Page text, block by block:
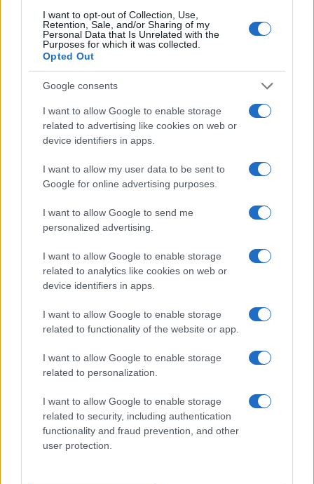
I want to opt-out of Collection, Use,
Retention, Sale, and/or Sharing of my
Personal Data that Is Unrelated with the
Purposes for which it was collected.
Opted Out
Google consents
I want to allow Google to enable storage
related to advertising like cookies on web or
device identifiers in apps.
I want to allow my user data to be sent to
Google for online advertising purposes.
I want to allow Google to send me
personalized advertising.
I want to allow Google to enable storage
related to analytics like cookies on web or
device identifiers in apps.
I want to allow Google to enable storage
related to functionality of the website or app.
I want to allow Google to enable storage
related to personalization.
I want to allow Google to enable storage
related to security, including authentication
functionality and fraud prevention, and other
user protection.
Več iz kraja Mislinja
Freestyle navdušuje s poletno
jubilejni festival narodno-
zabavne glasbe
(VIDEO) Skupina iTAK
predstavlja poletno uspešnico
»Srnica«
Jutro, ki ga Koroška ne bo nikoli
pozabila: Tri leta od uničujoče
Več iz kategorije Novice
Plohe in nevihte bodo do
večera zajele večji del države
V Črni na Koroškem se začenja